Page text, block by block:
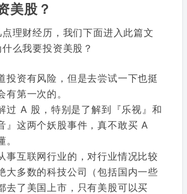
美股？
理财经历，我们下面进入此篇文
么我要投资美股？
投资有风险，但是去尝试一下也挺
有第一次的。
过 A 股，特别是了解到『乐视』和
』这两个妖股事件，真不敢买 A
事互联网行业的，对行业情况比较
大多数的科技公司（包括国内一些
去了美国上市，只有美股可以买